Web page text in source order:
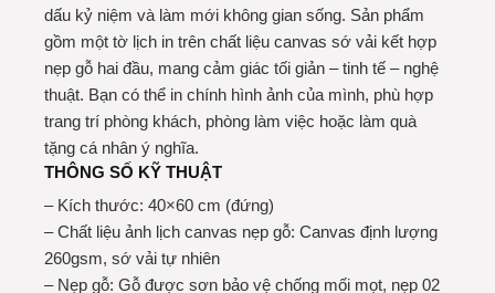
dấu kỷ niệm và làm mới không gian sống. Sản phẩm
gồm một tờ lịch in trên chất liệu canvas sớ vải kết hợp
nẹp gỗ hai đầu, mang cảm giác tối giản – tinh tế – nghệ
thuật. Bạn có thể in chính hình ảnh của mình, phù hợp
trang trí phòng khách, phòng làm việc hoặc làm quà
tặng cá nhân ý nghĩa.
THÔNG SỐ KỸ THUẬT
– Kích thước: 40×60 cm (đứng)
– Chất liệu ảnh lịch canvas nẹp gỗ: Canvas định lượng
260gsm, sớ vải tự nhiên
– Nẹp gỗ: Gỗ được sơn bảo vệ chống mối mọt, nẹp 02